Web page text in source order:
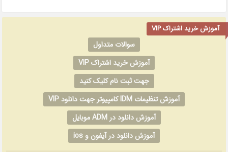
آموزش خرید اشتراک VIP
سوالات متداول
آموزش خرید اشتراک VIP
جهت ثبت نام کلیک کنید
آموزش تنظیمات IDM کامپیوتر جهت دانلود VIP
آموزش دانلود در ADM موبایل
آموزش دانلود در آیفون و ios